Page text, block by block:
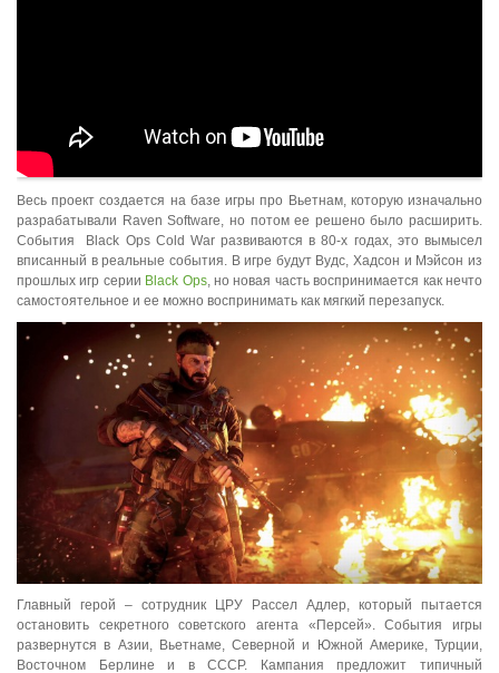
Весь проект создается на базе игры про Вьетнам, которую изначально
разрабатывали Raven Software, но потом ее решено было расширить.
События Black Ops Cold War развиваются в 80-х годах, это вымысел
вписанный в реальные события. В игре будут Вудс, Хадсон и Мэйсон из
прошлых игр серии Black Ops, но новая часть воспринимается как нечто
самостоятельное и ее можно воспринимать как мягкий перезапуск.
Главный герой – сотрудник ЦРУ Рассел Адлер, который пытается
остановить секретного советского агента «Персей». События игры
развернутся в Азии, Вьетнаме, Северной и Южной Америке, Турции,
Восточном Берлине и в СССР. Кампания предложит типичный